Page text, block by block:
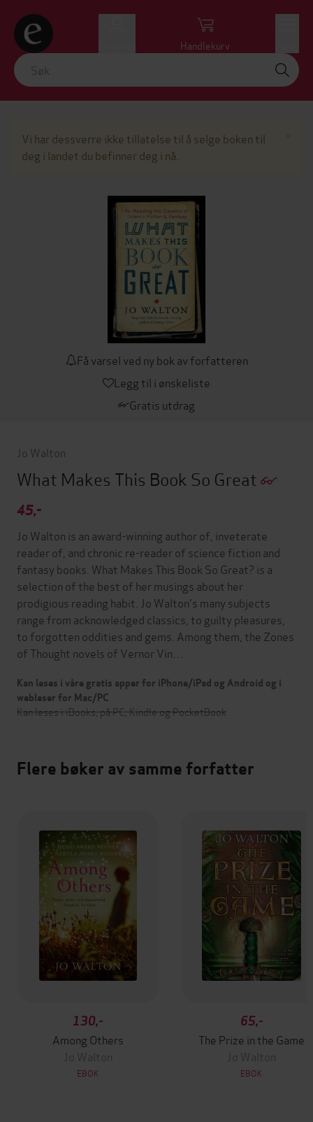
Handlekurv
Vi har dessverre ikke tillatelse til å selge boken til
deg i landet du befinner deg i nå.
Få varsel ved ny bok av forfatteren
Legg til i ønskeliste
Gratis utdrag
Jo Walton
What Makes This Book So Great
45,-
Jo Walton is an award-winning author of, inveterate
reader of, and chronic re-reader of science fiction and
fantasy books. What Makes This Book So Great? is a
selection of the best of her musings about her
prodigious reading habit. Jo Walton's many subjects
range from acknowledged classics, to guilty pleasures,
to forgotten oddities and gems. Among them, the Zones
of Thought novels of Vernor Vin…
Kan leses i våre gratis apper for iPhone/iPad og Android og i
webleser for Mac/PC
Kan leses i iBooks, på PC, Kindle og PocketBook
Flere bøker av samme forfatter
130,-
Among Others
Jo Walton
EBOK
65,-
The Prize in the Game
Jo Walton
EBOK